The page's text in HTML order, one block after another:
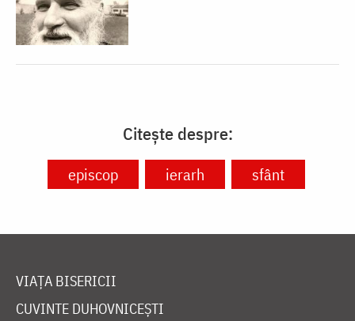
Citește despre:
episcop ierarh sfânt
VIAȚA BISERICII
CUVINTE DUHOVNICEȘTI